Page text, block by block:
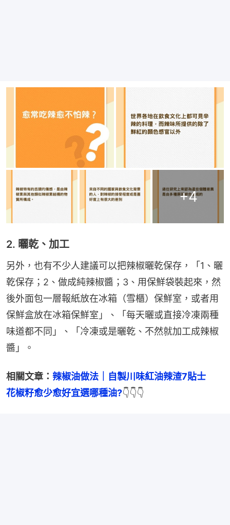
+4
2. 曬乾、加工
另外，也有不少人建議可以把辣椒曬乾保存，「1、曬
乾保存；2、做成純辣椒醬；3、用保鮮袋裝起來，然
後外面包一層報紙放在冰箱（雪櫃）保鮮室，或者用
保鮮盒放在冰箱保鮮室」、「每天曬或直接冷凍兩種
味道都不同」、「冷凍或是曬乾、不然就加工成辣椒
醬」。
相關文章： 辣椒油做法｜自製川味紅油辣渣7貼士
花椒籽愈少愈好宜選哪種油?👇👇👇